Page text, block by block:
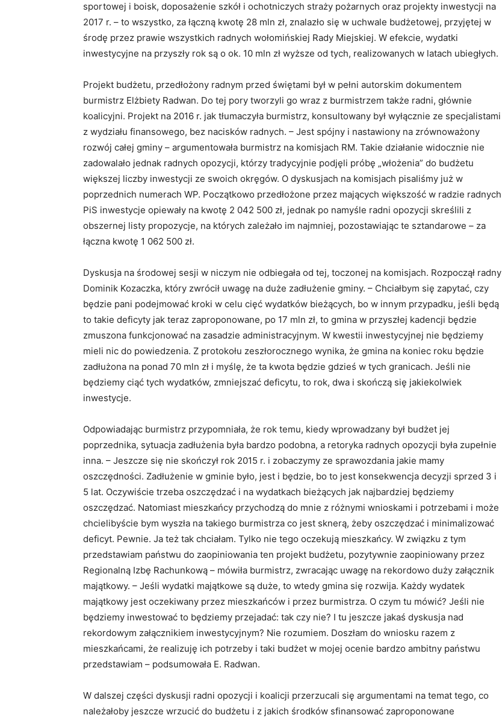
sportowej i boisk, doposażenie szkół i ochotniczych straży pożarnych oraz projekty inwestycji na
2017 r. – to wszystko, za łączną kwotę 28 mln zł, znalazło się w uchwale budżetowej, przyjętej w
środę przez prawie wszystkich radnych wołomińskiej Rady Miejskiej. W efekcie, wydatki
inwestycyjne na przyszły rok są o ok. 10 mln zł wyższe od tych, realizowanych w latach ubiegłych.
Projekt budżetu, przedłożony radnym przed świętami był w pełni autorskim dokumentem
burmistrz Elżbiety Radwan. Do tej pory tworzyli go wraz z burmistrzem także radni, głównie
koalicyjni. Projekt na 2016 r. jak tłumaczyła burmistrz, konsultowany był wyłącznie ze specjalistami
z wydziału finansowego, bez nacisków radnych. – Jest spójny i nastawiony na zrównoważony
rozwój całej gminy – argumentowała burmistrz na komisjach RM. Takie działanie widocznie nie
zadowalało jednak radnych opozycji, którzy tradycyjnie podjęli próbę „włożenia” do budżetu
większej liczby inwestycji ze swoich okręgów. O dyskusjach na komisjach pisaliśmy już w
poprzednich numerach WP. Początkowo przedłożone przez mających większość w radzie radnych
PiS inwestycje opiewały na kwotę 2 042 500 zł, jednak po namyśle radni opozycji skreślili z
obszernej listy propozycje, na których zależało im najmniej, pozostawiając te sztandarowe – za
łączna kwotę 1 062 500 zł.
Dyskusja na środowej sesji w niczym nie odbiegała od tej, toczonej na komisjach. Rozpoczął radny
Dominik Kozaczka, który zwrócił uwagę na duże zadłużenie gminy. – Chciałbym się zapytać, czy
będzie pani podejmować kroki w celu cięć wydatków bieżących, bo w innym przypadku, jeśli będą
to takie deficyty jak teraz zaproponowane, po 17 mln zł, to gmina w przyszłej kadencji będzie
zmuszona funkcjonować na zasadzie administracyjnym. W kwestii inwestycyjnej nie będziemy
mieli nic do powiedzenia. Z protokołu zeszłorocznego wynika, że gmina na koniec roku będzie
zadłużona na ponad 70 mln zł i myślę, że ta kwota będzie gdzieś w tych granicach. Jeśli nie
będziemy ciąć tych wydatków, zmniejszać deficytu, to rok, dwa i skończą się jakiekolwiek
inwestycje.
Odpowiadając burmistrz przypomniała, że rok temu, kiedy wprowadzany był budżet jej
poprzednika, sytuacja zadłużenia była bardzo podobna, a retoryka radnych opozycji była zupełnie
inna. – Jeszcze się nie skończył rok 2015 r. i zobaczymy ze sprawozdania jakie mamy
oszczędności. Zadłużenie w gminie było, jest i będzie, bo to jest konsekwencja decyzji sprzed 3 i
5 lat. Oczywiście trzeba oszczędzać i na wydatkach bieżących jak najbardziej będziemy
oszczędzać. Natomiast mieszkańcy przychodzą do mnie z różnymi wnioskami i potrzebami i może
chcielibyście bym wyszła na takiego burmistrza co jest sknerą, żeby oszczędzać i minimalizować
deficyt. Pewnie. Ja też tak chciałam. Tylko nie tego oczekują mieszkańcy. W związku z tym
przedstawiam państwu do zaopiniowania ten projekt budżetu, pozytywnie zaopiniowany przez
Regionalną Izbę Rachunkową – mówiła burmistrz, zwracając uwagę na rekordowo duży załącznik
majątkowy. – Jeśli wydatki majątkowe są duże, to wtedy gmina się rozwija. Każdy wydatek
majątkowy jest oczekiwany przez mieszkańców i przez burmistrza. O czym tu mówić? Jeśli nie
będziemy inwestować to będziemy przejadać: tak czy nie? I tu jeszcze jakaś dyskusja nad
rekordowym załącznikiem inwestycyjnym? Nie rozumiem. Doszłam do wniosku razem z
mieszkańcami, że realizuję ich potrzeby i taki budżet w mojej ocenie bardzo ambitny państwu
przedstawiam – podsumowała E. Radwan.
W dalszej części dyskusji radni opozycji i koalicji przerzucali się argumentami na temat tego, co
należałoby jeszcze wrzucić do budżetu i z jakich środków sfinansować zaproponowane